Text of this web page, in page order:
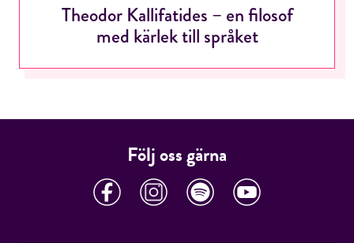
RÖSTA
Jag accepterar villkoren.
Theodor Kallifatides – en filosof
med kärlek till språket
Följ oss gärna